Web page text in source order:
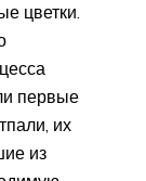
цветки.
первые
их
из